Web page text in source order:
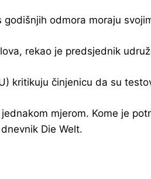
odmora moraju
rekao je predsjednik
kritikuju činjenicu da su
mjerom. Kome je
Die Welt.